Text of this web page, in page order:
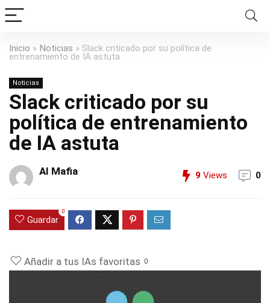
Inicio » Noticias » Slack criticado por su política de
entrenamiento de IA astuta
Noticias
Slack criticado por su
política de entrenamiento
de IA astuta
AI Mafia 9 Views 0
Guardar
0
Añadir a tus IAs favoritas 0